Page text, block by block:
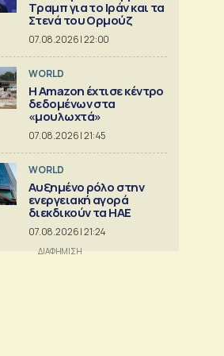
Τραμπ για το Ιράν και τα
Στενά του Ορμούζ
07.08.2026 | 22:00
WORLD
Η Amazon έχτισε κέντρο
δεδομένων στα
«μουλωχτά»
07.08.2026 | 21:45
WORLD
Αυξημένο ρόλο στην
ενεργειακή αγορά
διεκδικούν τα ΗΑΕ
07.08.2026 | 21:24